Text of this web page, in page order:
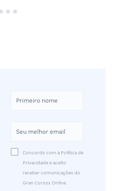
Concordo com a Política de
Privacidade e aceito
receber comunicações do
Gran Cursos Online.